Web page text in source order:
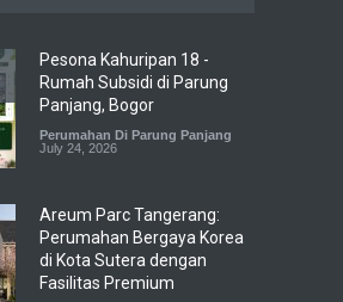
Pesona Kahuripan 18 -
Rumah Subsidi di Parung
Panjang, Bogor
Perumahan Di Parung Panjang
July 24, 2026
Areum Parc Tangerang:
Perumahan Bergaya Korea
di Kota Sutera dengan
Fasilitas Premium